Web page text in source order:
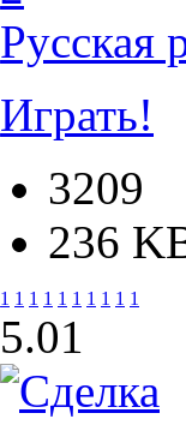
Русская
Играть!
3209
236
1 1 1 1 1 1 1 1 1 1
5.01